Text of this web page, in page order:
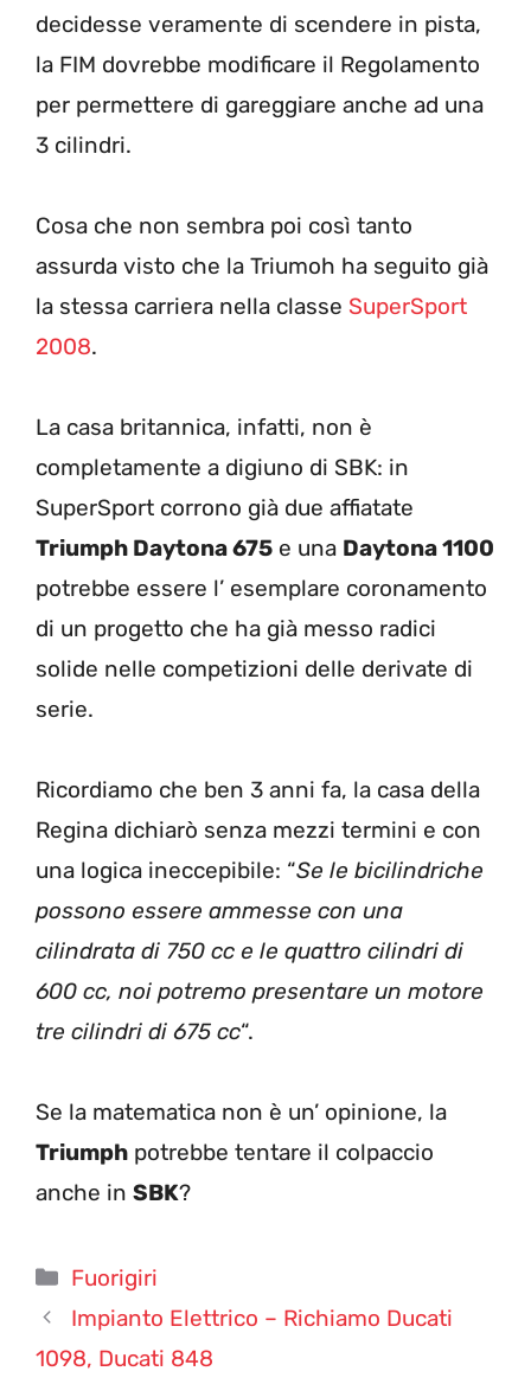
decidesse veramente di scendere in pista,
la FIM dovrebbe modificare il Regolamento
per permettere di gareggiare anche ad una
3 cilindri.
Cosa che non sembra poi così tanto
assurda visto che la Triumoh ha seguito già
la stessa carriera nella classe SuperSport
2008.
La casa britannica, infatti, non è
completamente a digiuno di SBK: in
SuperSport corrono già due affiatate
Triumph Daytona 675 e una Daytona 1100
potrebbe essere l’ esemplare coronamento
di un progetto che ha già messo radici
solide nelle competizioni delle derivate di
serie.
Ricordiamo che ben 3 anni fa, la casa della
Regina dichiarò senza mezzi termini e con
una logica ineccepibile: “Se le bicilindriche
possono essere ammesse con una
cilindrata di 750 cc e le quattro cilindri di
600 cc, noi potremo presentare un motore
tre cilindri di 675 cc“.
Se la matematica non è un’ opinione, la
Triumph potrebbe tentare il colpaccio
anche in SBK?
Categorie
Fuorigiri
Impianto Elettrico – Richiamo Ducati
1098, Ducati 848